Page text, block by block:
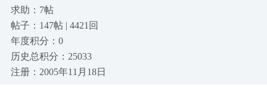
求助：7帖
帖子：147帖 | 4421回
年度积分：0
历史总积分：25033
注册：2005年11月18日